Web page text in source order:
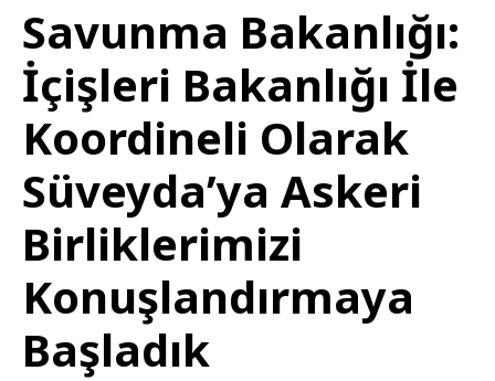
Savunma Bakanlığı:
İçişleri Bakanlığı İle
Koordineli Olarak
Süveyda’ya Askeri
Birliklerimizi
Konuşlandırmaya
Başladık